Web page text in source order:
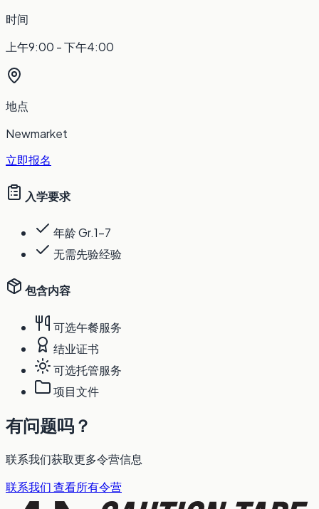
时间
上午9:00 - 下午4:00
地点
Newmarket
立即报名
入学要求
年龄 Gr.1-7
无需先验经验
包含内容
可选午餐服务
结业证书
可选托管服务
项目文件
有问题吗？
联系我们获取更多令营信息
联系我们查看所有令营